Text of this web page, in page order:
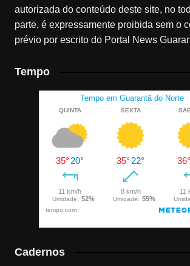
autorizada do conteúdo deste site, no
parte, é expressamente proibida sem o
prévio por escrito do Portal News
Tempo
Cadernos